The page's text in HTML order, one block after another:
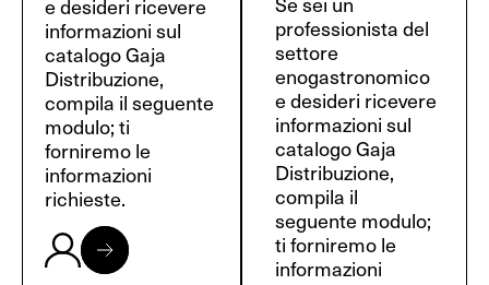
e desideri ricevere
informazioni sul
catalogo Gaja
Distribuzione,
compila il seguente
modulo; ti
forniremo le
informazioni
richieste.
professionista del
settore
enogastronomico
e desideri ricevere
informazioni sul
catalogo Gaja
Distribuzione,
compila il
seguente modulo;
ti forniremo le
informazioni